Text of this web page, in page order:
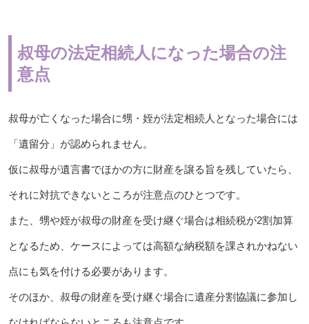
叔母の法定相続人になった場合の注
意点
叔母が亡くなった場合に甥・姪が法定相続人となった場合には
「遺留分」が認められません。
仮に叔母が遺言書でほかの方に財産を譲る旨を残していたら、
それに対抗できないところが注意点のひとつです。
また、甥や姪が叔母の財産を受け継ぐ場合は相続税が2割加算
となるため、ケースによっては高額な納税額を課されかねない
点にも気を付ける必要があります。
そのほか、叔母の財産を受け継ぐ場合に遺産分割協議に参加し